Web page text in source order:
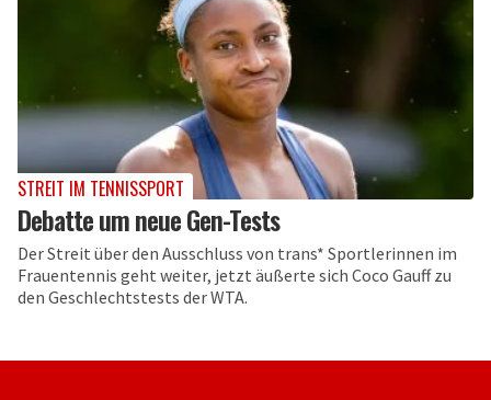
STREIT IM TENNISSPORT
Debatte um neue Gen-Tests
Der Streit über den Ausschluss von trans* Sportlerinnen im
Frauentennis geht weiter, jetzt äußerte sich Coco Gauff zu
den Geschlechtstests der WTA.